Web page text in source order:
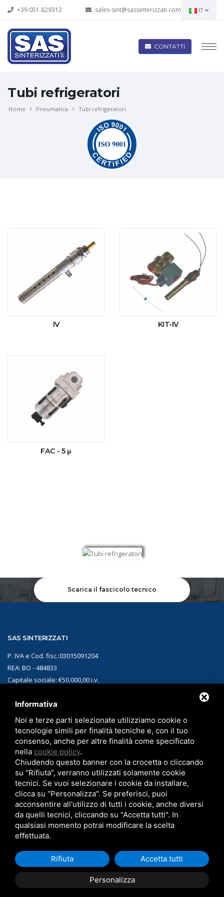
+39 051.829312 sales-sint@sassinterizzati.com IT
CONTATTI
Tubi refrigeratori
Home Pneumatica Tubi refrigeratori
IV KIT-IV
FAC - 5 μ
Scarica il fascicolo tecnico
SAS SINTERIZZATI
P. IVA e Cod. fisc.:03015091204
REA: BO - 484833
Capitale sociale: €50.000,00 i.v.
CONTATTI
Sede:Via Matteotti, 1 40010 Sala Bolognese (BO)
Telefono:+39 051.829312
Email: sales-sint@sassinterizzati.com
legali
Informativa
Noi e terze parti selezionate utilizziamo cookie o
tecnologie simili per finalità tecniche e, con il tuo
consenso, anche per altre finalità come specificato
nella cookie policy.
Chiudendo questo banner con la crocetta o cliccando
su "Rifiuta", verranno utilizzati solamente cookie
tecnici. Se vuoi selezionare i cookie da installare,
clicca su "Personalizza". Se preferisci, puoi
acconsentire all'utilizzo di tutti i cookie, anche diversi
da quelli tecnici, cliccando su "Accetta tutti". In
qualsiasi momento potrai modificare la scelta
effettuata.
Personalizza
Rifiuta Accetta tutti